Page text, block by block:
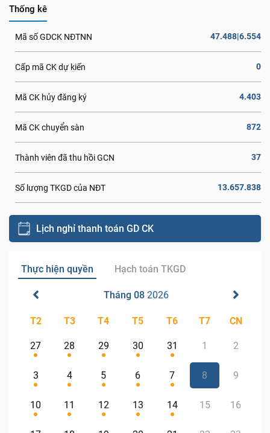
Thống kê
Mã số GDCK NĐTNN 47.488|6.554
Cấp mã CK dự kiến 0
Mã CK hủy đăng ký 4.403
Mã CK chuyển sàn 872
Thành viên đã thu hồi GCN 37
Số lượng TKGD của NĐT 13.657.838
Lịch nghỉ thanh toán GD CK
Thực hiện quyền Hạch toán TKGD
Tháng 08 2026
T2 T3 T4 T5 T6 T7 CN
27 28 29 30 31 1 2
3 4 5 6 7 8 9
10 11 12 13 14 15 16